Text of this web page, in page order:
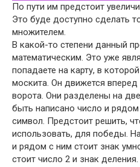
По пути им предстоит
Это буде доступно сделать
множителем.
В какой-то степени данный
математическим. Это уже
попадаете на карту, в
москита. Он движется
ворота. Они разделены на
быть написано число и
символ. Предстоит решить,
использовать, для победы.
и рядом с ним стоит знак
стоит число 2 и знак